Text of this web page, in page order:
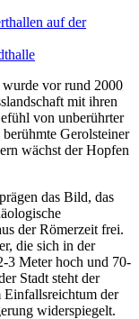
vor rund 2000
mit ihren
von unberührter
Gerolsteiner
wächst der Hopfen
das Bild, das
der Römerzeit frei.
die sich in der
3 Meter hoch und 70-
Stadt steht der
Einfallsreichtum der
widerspiegelt.